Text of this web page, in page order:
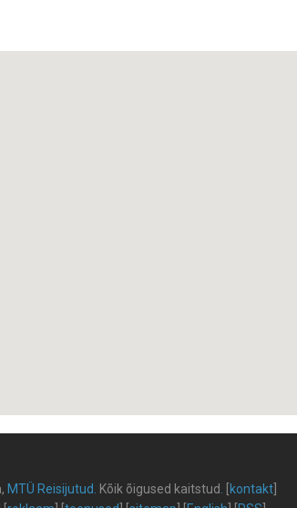
MTÜ Reisijutud. Kõik õigused kaitstud. kontakt